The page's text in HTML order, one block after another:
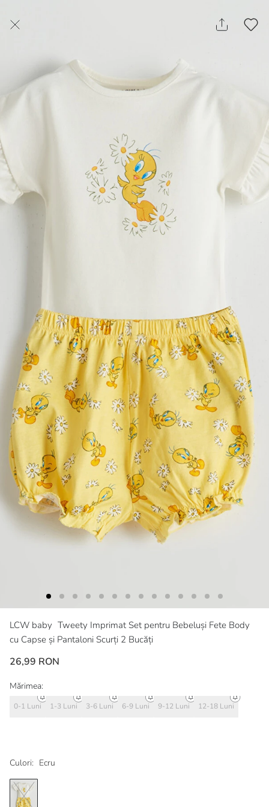
LCW baby Tweety Imprimat Set pentru Bebeluși Fete Body
cu Capse și Pantaloni Scurți 2 Bucăți
26,99 RON
Culori: Ecru
Mărimea:
0-1 Luni 1-3 Luni 3-6 Luni 6-9 Luni 9-12 Luni 12-18 Luni